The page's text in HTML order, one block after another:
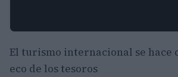
El turismo internacional se hace
eco de los tesoros